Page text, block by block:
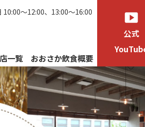
一覧 おおさか飲食概要
10:00〜12:00、13:00〜16:00 smart_display
公式